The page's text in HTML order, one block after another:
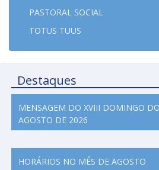
PASTORAL SOCIAL
TOTUS TUUS
Destaques
MENSAGEM DO XVIII DOMINGO
AGOSTO DE 2026
HORÁRIOS NO MÊS DE AGOSTO